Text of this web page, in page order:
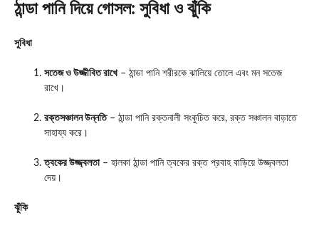
ঠান্ডা পানি দিয়ে গোসল: সুবিধা ও ঝুঁকি
সুবিধা
সতেজ ও উজ্জীবিত রাখে – ঠান্ডা পানি শরীরকে ঝালিয়ে তোলে এবং মন সতেজ
রাখে।
রক্তসঞ্চালন উন্নতি– ঠান্ডা পানি রক্তনালী সংকুচিত করে, রক্ত সঞ্চালন বাড়াতে
সাহায্য করে।
ত্বকের উজ্জ্বলতা– হালকা ঠান্ডা পানি ত্বকের রক্ত প্রবাহ বাড়িয়ে উজ্জ্বলতা
দেয়।
ঝুঁকি